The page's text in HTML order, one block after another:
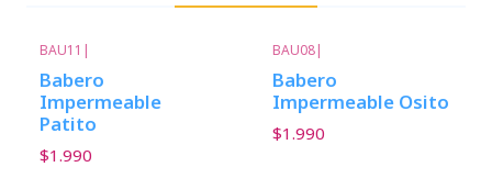
BAU11 |
Babero
Impermeable
Patito
$1.990
BAU08|
Babero
Impermeable Osito
$1.990